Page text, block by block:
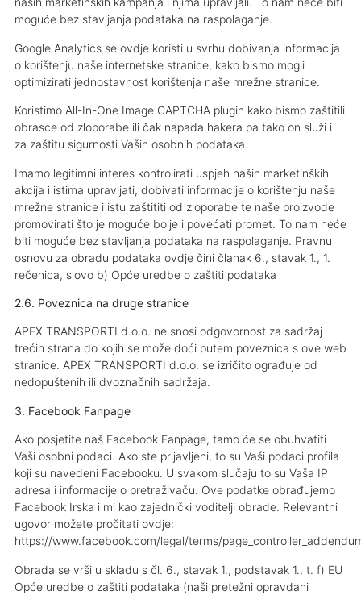
moguće bez stavljanja podataka na raspolaganje.
Google Analytics se ovdje koristi u svrhu dobivanja informacija
o korištenju naše internetske stranice, kako bismo mogli
optimizirati jednostavnost korištenja naše mrežne stranice.
Koristimo All-In-One Image CAPTCHA plugin kako bismo zaštitili
obrasce od zloporabe ili čak napada hakera pa tako on služi i
za zaštitu sigurnosti Vaših osobnih podataka.
Imamo legitimni interes kontrolirati uspjeh naših marketinških
akcija i istima upravljati, dobivati informacije o korištenju naše
mrežne stranice i istu zaštititi od zloporabe te naše proizvode
promovirati što je moguće bolje i povećati promet. To nam neće
biti moguće bez stavljanja podataka na raspolaganje. Pravnu
osnovu za obradu podataka ovdje čini članak 6., stavak 1., 1.
rečenica, slovo b) Opće uredbe o zaštiti podataka
2.6. Poveznica na druge stranice
APEX TRANSPORTI d.o.o. ne snosi odgovornost za sadržaj
trećih strana do kojih se može doći putem poveznica s ove web
stranice. APEX TRANSPORTI d.o.o. se izričito ograđuje od
nedopuštenih ili dvoznačnih sadržaja.
3. Facebook Fanpage
Ako posjetite naš Facebook Fanpage, tamo će se obuhvatiti
Vaši osobni podaci. Ako ste prijavljeni, to su Vaši podaci profila
koji su navedeni Facebooku. U svakom slučaju to su Vaša IP
adresa i informacije o pretraživaču. Ove podatke obrađujemo
Facebook Irska i mi kao zajednički voditelji obrade. Relevantni
ugovor možete pročitati ovdje:
https://www.facebook.com/legal/terms/
Obrada se vrši u skladu s čl. 6., stavak 1., podstavak 1., t. f) EU
Opće uredbe o zaštiti podataka (naši pretežni opravdani